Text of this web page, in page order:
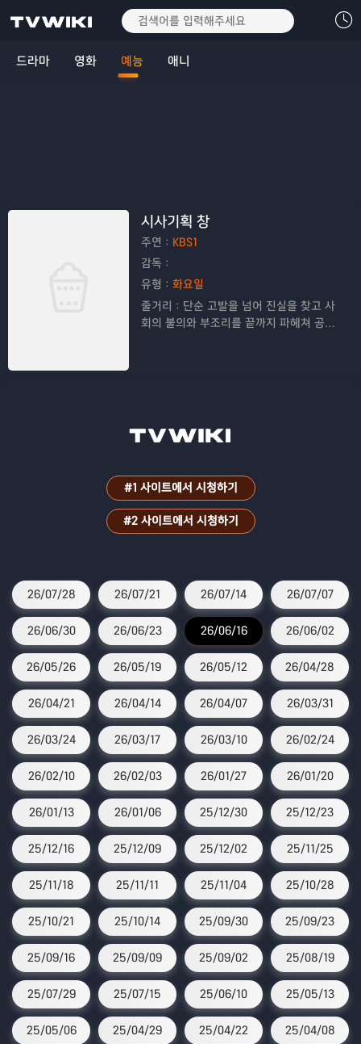
드라마 영화 예능 애니
시사기획 창
주연： KBS1
감독：
유형： 화요일
줄거리： 단순 고발을 넘어 진실을 찾고 사
회의 불의와 부조리를 끝까지 파헤쳐 공정
#1 사이트에서 시청하기
#2 사이트에서 시청하기
26/07/28 26/07/21 26/07/14 26/07/07
26/06/30 26/06/23 26/06/16 26/06/02
26/05/26 26/05/19 26/05/12 26/04/28
26/04/21 26/04/14 26/04/07 26/03/31
26/03/24 26/03/17 26/03/10 26/02/24
26/02/10 26/02/03 26/01/27 26/01/20
26/01/13 26/01/06 25/12/30 25/12/23
25/12/16 25/12/09 25/12/02 25/11/25
25/11/18 25/11/11 25/11/04 25/10/28
25/10/21 25/10/14 25/09/30 25/09/23
25/09/16 25/09/09 25/09/02 25/08/19
25/07/29 25/07/15 25/06/10 25/05/13
25/05/06 25/04/29 25/04/22 25/04/08